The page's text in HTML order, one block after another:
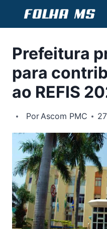
Conteúdo
Prefeitura
para
ao REFIS
PorAscom PMC